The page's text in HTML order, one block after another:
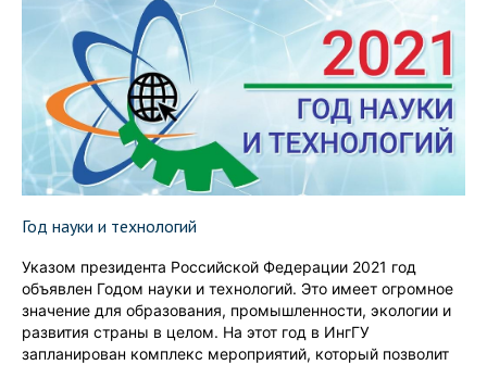
Год науки и технологий
Указом президента Российской Федерации 2021 год
объявлен Годом науки и технологий. Это имеет огромное
значение для образования, промышленности, экологии и
развития страны в целом. На этот год в ИнгГУ
запланирован комплекс мероприятий, который позволит